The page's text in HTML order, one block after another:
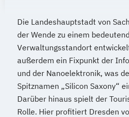
Die Landeshauptstadt von
der Wende zu einem
Verwaltungsstandort
außerdem ein Fixpunkt der
und der Nanoelektronik, was
Spitznamen „Silicon Saxony“
Darüber hinaus spielt der
Rolle. Hier profitiert Dresden